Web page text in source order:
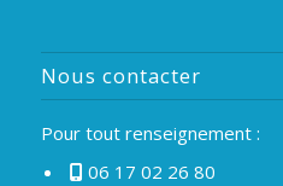
Nous contacter
Pour tout renseignement :
06 17 02 26 80